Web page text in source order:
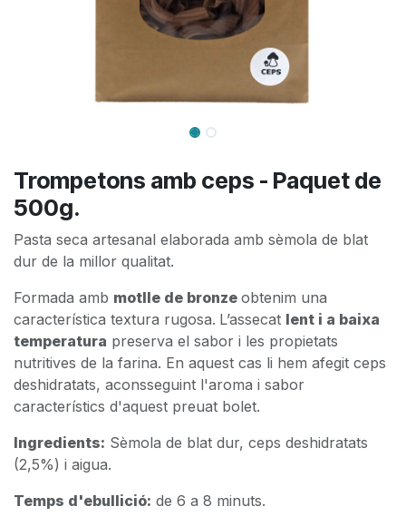
Trompetons amb ceps - Paquet de
500g.
Pasta seca artesanal elaborada amb sèmola de blat
dur de la millor qualitat.
Formada amb motlle de bronze obtenim una
característica textura rugosa. L’assecat lent i a baixa
temperatura preserva el sabor i les propietats
nutritives de la farina. En aquest cas li hem afegit ceps
deshidratats, aconsseguint l'aroma i sabor
característics d'aquest preuat bolet.
Ingredients: Sèmola de blat dur, ceps deshidratats
(2,5%) i aigua.
Temps d'ebullició: de 6 a 8 minuts.